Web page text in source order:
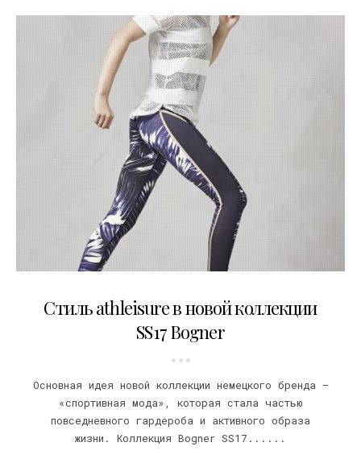
Стиль athleisure в новой коллекции
SS17 Bogner
Основная идея новой коллекции немецкого бренда –
«спортивная мода», которая стала частью
повседневного гардероба и активного образа
жизни. Коллекция Bogner SS17......